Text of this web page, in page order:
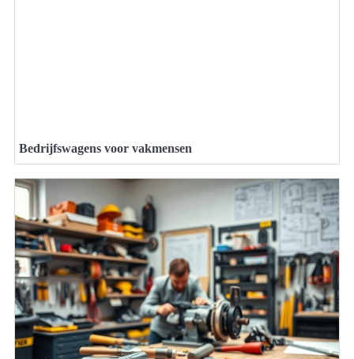
Bedrijfswagens voor vakmensen